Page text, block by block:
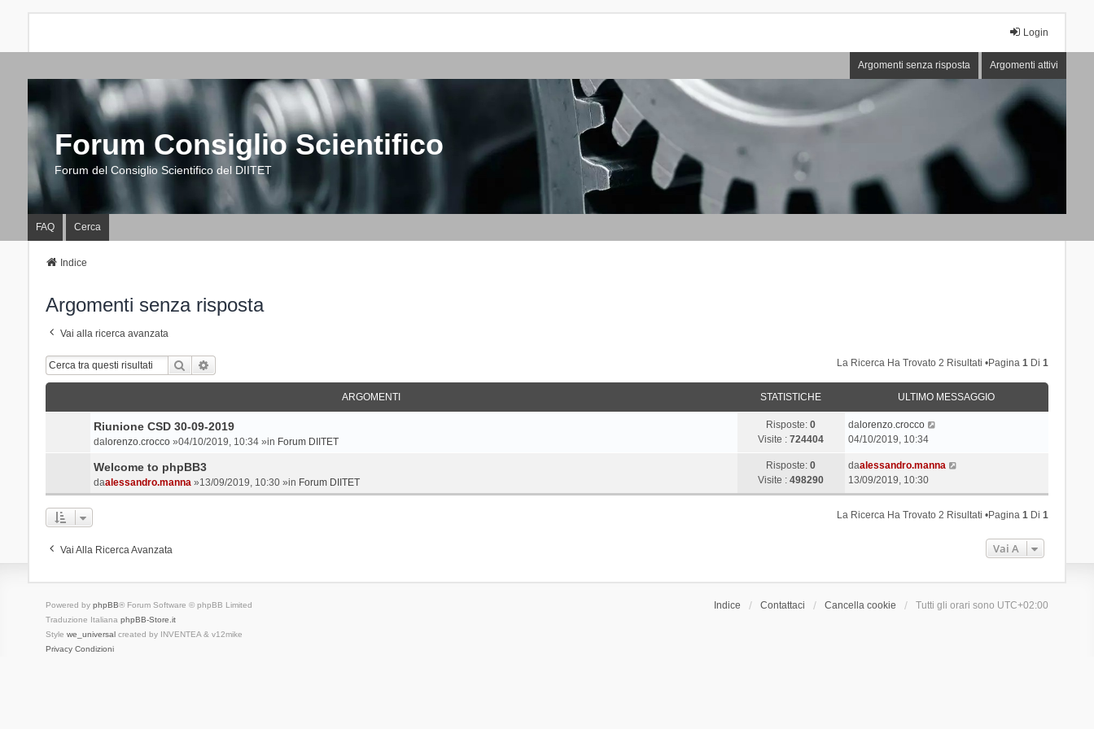
Login
Argomenti senza risposta Argomenti attivi
Forum Consiglio Scientifico
Forum del Consiglio Scientifico del DIITET
FAQ Cerca
Indice
Argomenti senza risposta
Vai alla ricerca avanzata
Cerca La Ricerca Ha Trovato 2 Risultati •Pagina1 Di1
ARGOMENTI STATISTICHE ULTIMO MESSAGGIO
Riunione CSD 30-09-2019
dalorenzo.crocco»04/10/2019, 10:34 »in Forum DIITET
Risposte:0
Visite :724404
dalorenzo.crocco
04/10/2019, 10:34
Welcome to phpBB3
daalessandro.manna»13/09/2019, 10:30 »in Forum DIITET
Risposte:0
Visite :498290
daalessandro.manna
13/09/2019, 10:30
La Ricerca Ha Trovato 2 Risultati •Pagina1 Di1
Vai Alla Ricerca Avanzata Vai A
Indice Contattaci Cancella cookie Tutti gli orari sono UTC+02:00
Powered by phpBB® Forum Software © phpBB Limited
Traduzione Italiana phpBB-Store.it
Style we_universalcreated by INVENTEA & v12mike
Privacy Condizioni